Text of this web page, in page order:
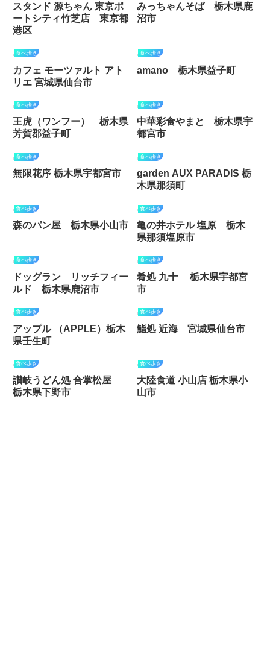
スタンド 源ちゃん 東京ポ
ートシティ竹芝店 東京都
港区
みっちゃんそば 栃木県鹿
沼市
食べ歩き
カフェ モーツァルト アト
リエ 宮城県仙台市
食べ歩き
amano 栃木県益子町
食べ歩き
王虎（ワンフー） 栃木県
芳賀郡益子町
食べ歩き
中華彩食やまと 栃木県宇
都宮市
食べ歩き
無限花序 栃木県宇都宮市
食べ歩き
garden AUX PARADIS 栃
木県那須町
食べ歩き
森のパン屋 栃木県小山市
食べ歩き
亀の井ホテル 塩原 栃木
県那須塩原市
食べ歩き
ドッグラン リッチフィー
ルド 栃木県鹿沼市
食べ歩き
肴処 九十 栃木県宇都宮
市
食べ歩き
アップル （APPLE）栃木
県壬生町
食べ歩き
鮨処 近海 宮城県仙台市
食べ歩き
讃岐うどん処 合掌松屋
栃木県下野市
食べ歩き
大陸食道 小山店 栃木県小
山市